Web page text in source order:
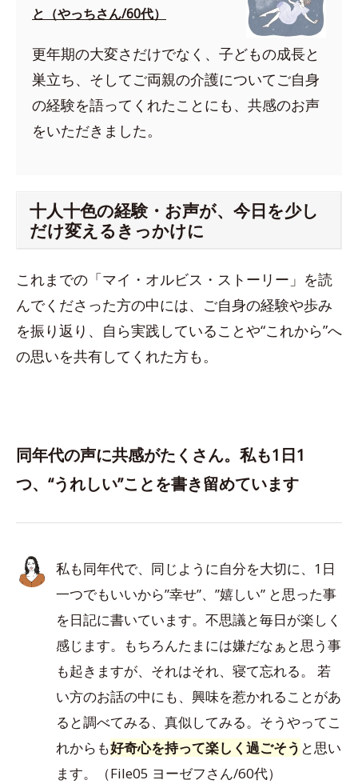
と（やっちさん/60代）
更年期の大変さだけでなく、子どもの成長と
巣立ち、そしてご両親の介護についてご自身
の経験を語ってくれたことにも、共感のお声
をいただきました。
十人十色の経験・お声が、今日を少し
だけ変えるきっかけに
これまでの「マイ・オルビス・ストーリー」を読
んでくださった方の中には、ご自身の経験や歩み
を振り返り、自ら実践していることや“これから”へ
の思いを共有してくれた方も。
同年代の声に共感がたくさん。私も1日1
つ、“うれしい”ことを書き留めています
私も同年代で、同じように自分を大切に、1日
一つでもいいから”幸せ”、”嬉しい” と思った事
を日記に書いています。不思議と毎日が楽しく
感じます。もちろんたまには嫌だなぁと思う事
も起きますが、それはそれ、寝て忘れる。 若
い方のお話の中にも、興味を惹かれることがあ
ると調べてみる、真似してみる。そうやってこ
れからも好奇心を持って楽しく過ごそう と思い
ます。（File05 ヨーゼフさん/60代）